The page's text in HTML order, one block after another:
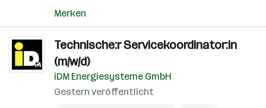
Merken
Technische:r Servicekoordinator:in
(m/w/d)
iDM Energiesysteme GmbH
Gestern veröffentlicht